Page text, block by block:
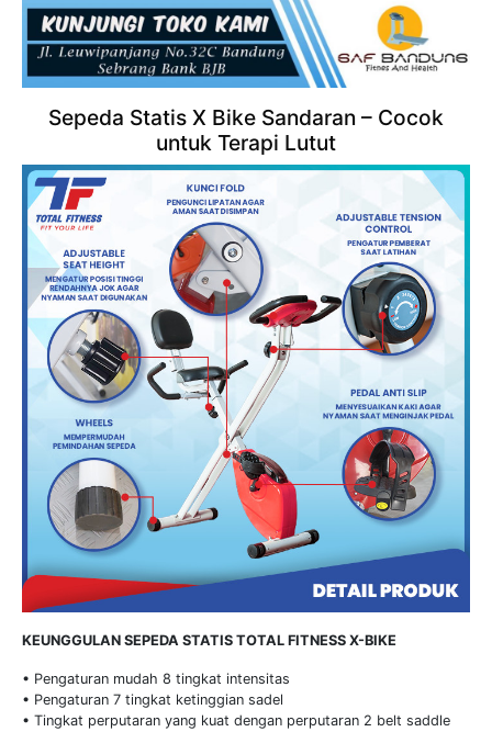
Sepeda Statis X Bike Sandaran – Cocok
untuk Terapi Lutut
KEUNGGULAN SEPEDA STATIS TOTAL FITNESS X-BIKE
• Pengaturan mudah 8 tingkat intensitas
• Pengaturan 7 tingkat ketinggian sadel
• Tingkat perputaran yang kuat dengan perputaran 2 belt saddle